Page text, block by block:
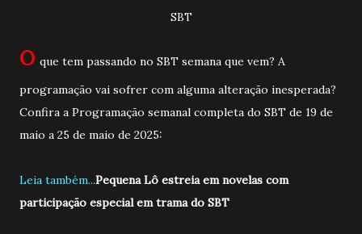
SBT
O que tem passando no SBT semana que vem? A
programação vai sofrer com alguma alteração inesperada?
Confira a Programação semanal completa do SBT de 19 de
maio a 25 de maio de 2025:
Leia também...Pequena Lô estreia em novelas com
participação especial em trama do SBT